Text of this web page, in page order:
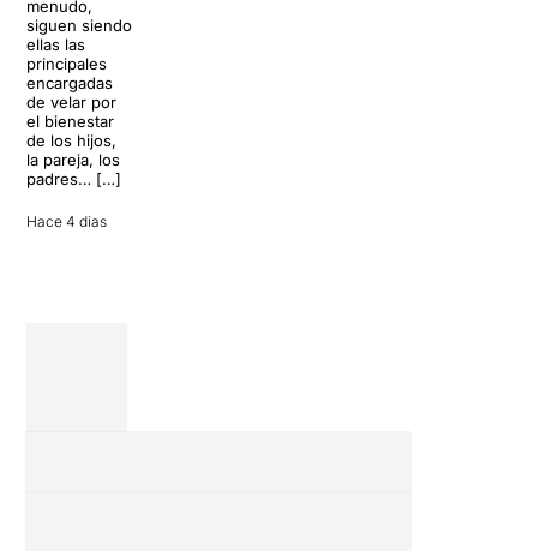
menudo,
siguen siendo
ellas las
principales
encargadas
de velar por
el bienestar
de los hijos,
la pareja, los
padres… […]
Hace 4 dias